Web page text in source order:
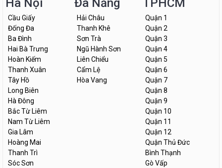
Hà Nội
Cầu Giấy
Đống Đa
Ba Đình
Hai Bà Trưng
Hoàn Kiếm
Thanh Xuân
Tây Hồ
Long Biên
Hà Đông
Bắc Từ Liêm
Nam Từ Liêm
Gia Lâm
Hoàng Mai
Thanh Trì
Sóc Sơn
Đà Nẵng
Hải Châu
Thanh Khê
Sơn Trà
Ngũ Hành Sơn
Liên Chiểu
Cẩm Lệ
Hòa Vang
TPHCM
Quận 1
Quận 2
Quận 3
Quận 4
Quận 5
Quận 6
Quận 7
Quận 8
Quận 9
Quận 10
Quận 11
Quận 12
Quận Thủ Đức
Bình Thạnh
Gò Vấp